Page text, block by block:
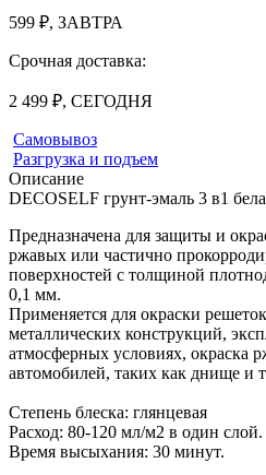
599 ₽, ЗАВТРА
Срочная доставка:
2 499 ₽, СЕГОДНЯ
Самовывоз
Разгрузка и подъем
Описание
DECOSELF грунт-эмаль 3 в1
Предназначена для защиты и
ржавых или частично
поверхностей с толщиной
0,1 мм.
Применяется для окраски
металлических конструкций,
атмосферных условиях, окраска
автомобилей, таких как днище и
Степень блеска: глянцевая
Расход: 80-120 мл/м2 в один слой.
Время высыхания: 30 минут.